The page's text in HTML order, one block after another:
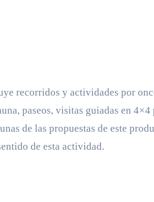
recorridos y actividades por
paseos, visitas guiadas en 4×4
de las propuestas de este
de esta actividad.